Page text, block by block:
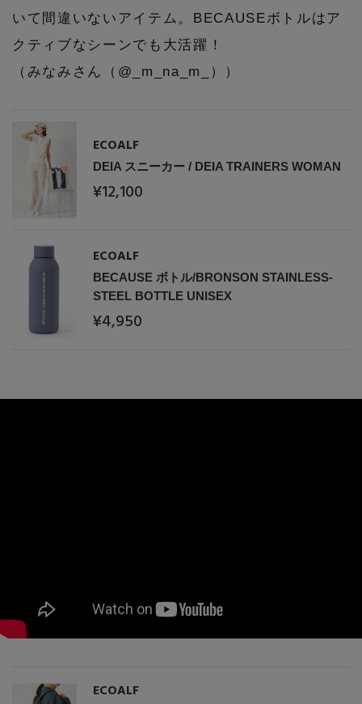
いて間違いないアイテム。BECAUSEボトルはア
クティブなシーンでも大活躍！
（みなみさん（@_m_na_m_））
ECOALF
DEIA スニーカー / DEIA TRAINERS WOMAN
¥12,100
ECOALF
BECAUSE ボトル/BRONSON STAINLESS-
STEEL BOTTLE UNISEX
¥4,950
ECOALF